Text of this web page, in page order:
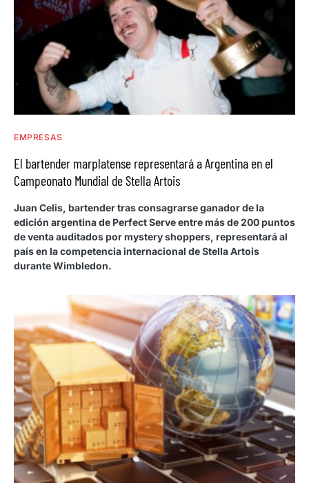
EMPRESAS
El bartender marplatense representará a Argentina en el
Campeonato Mundial de Stella Artois
Juan Celis, bartender tras consagrarse ganador de la
edición argentina de Perfect Serve entre más de 200 puntos
de venta auditados por mystery shoppers, representará al
país en la competencia internacional de Stella Artois
durante Wimbledon.